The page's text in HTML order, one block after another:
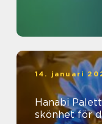
14. januari
Hanabi
skönhet för